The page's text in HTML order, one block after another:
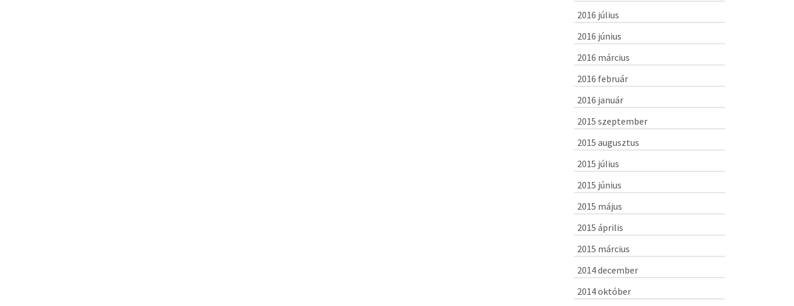
2016 július
2016 június
2016 március
2016 február
2016 január
2015 szeptember
2015 augusztus
2015 július
2015 június
2015 május
2015 április
2015 március
2014 december
2014 október